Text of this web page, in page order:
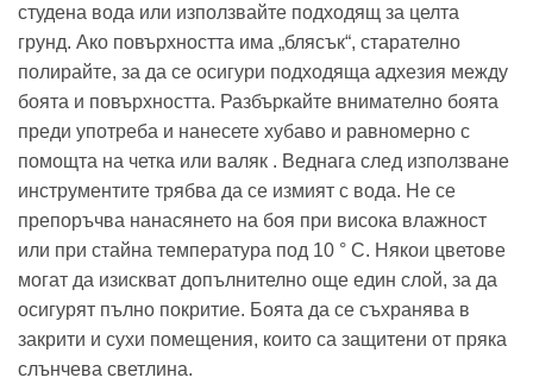
студена вода или използвайте подходящ за целта
грунд. Ако повърхността има „блясък“, старателно
полирайте, за да се осигури подходяща адхезия между
боята и повърхността. Разбъркайте внимателно боята
преди употреба и нанесете хубаво и равномерно с
помощта на четка или валяк . Веднага след използване
инструментите трябва да се измият с вода. Не се
препоръчва нанасянето на боя при висока влажност
или при стайна температура под 10 ° C. Някои цветове
могат да изискват допълнително още един слой, за да
осигурят пълно покритие. Боята да се съхранява в
закрити и сухи помещения, които са защитени от пряка
слънчева светлина.